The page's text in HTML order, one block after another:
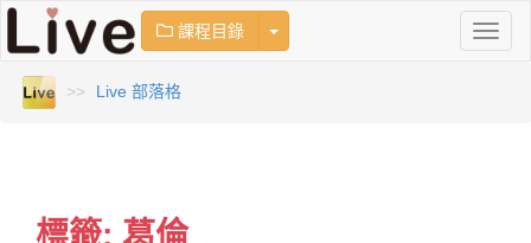
T
課程目錄 TOGGLE DROPDOWN
Live 部落格
標籤: 葛倫